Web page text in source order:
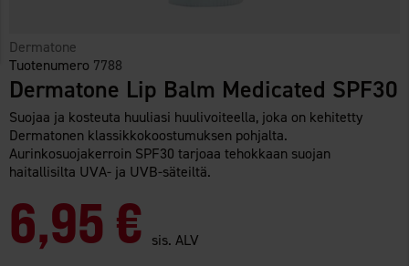
Dermatone
Tuotenumero 7788
Dermatone Lip Balm Medicated SPF30
Suojaa ja kosteuta huuliasi huulivoiteella, joka on kehitetty
Dermatonen klassikkokoostumuksen pohjalta.
Aurinkosuojakerroin SPF30 tarjoaa tehokkaan suojan
haitallisilta UVA- ja UVB-säteiltä.
6,95 € sis. ALV